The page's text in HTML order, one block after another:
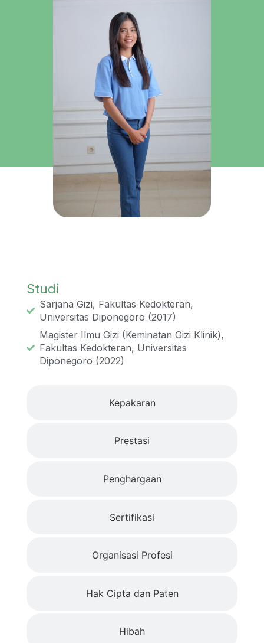
Kepakaran
Prestasi
Penghargaan
Sertifikasi
Organisasi Profesi
Hak Cipta dan Paten
Hibah
Studi
Sarjana Gizi, Fakultas Kedokteran,
Universitas Diponegoro (2017)
Magister Ilmu Gizi (Keminatan Gizi Klinik),
Fakultas Kedokteran, Universitas
Diponegoro (2022)